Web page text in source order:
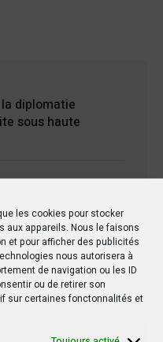
les cookies pour stocker
appareils. Nous le faisons
et pour afficher des publicités
nous autorisera à
de navigation ou les ID
ou de retirer son
sur certaines fonctonnalités et
diplomatie
sous haute
un face à face